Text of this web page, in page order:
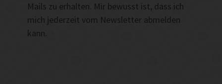
Mails zu erhalten. Mir bewusst ist, dass ich
mich jederzeit vom Newsletter abmelden
kann.